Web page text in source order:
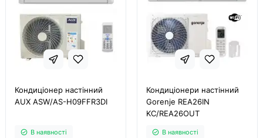
Кондиціонер настінний
AUX ASW/AS-H09FFR3DI
В наявності
Кондиціонери настінний
Gorenje REA26IN
KC/REA26OUT
В наявності